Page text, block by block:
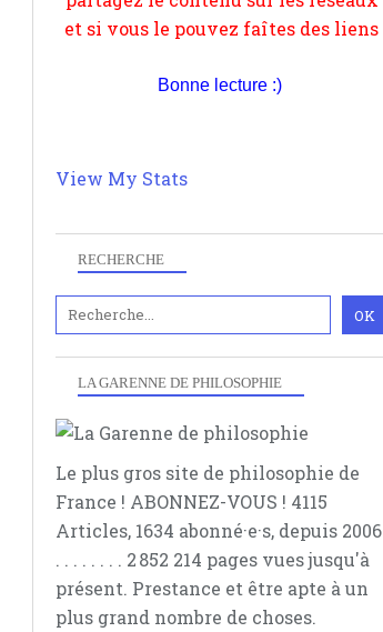
RECHERCHE
LA GARENNE DE PHILOSOPHIE
Le plus gros site de philosophie de
France ! ABONNEZ-VOUS ! 4115
Articles, 1634 abonné·e·s, depuis 2006
. . . . . . . . 2 852 214 pages vues jusqu'à
présent. Prestance et être apte à un
plus grand nombre de choses.
Bonne lecture :)
View My Stats